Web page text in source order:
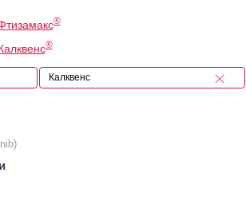
®
®